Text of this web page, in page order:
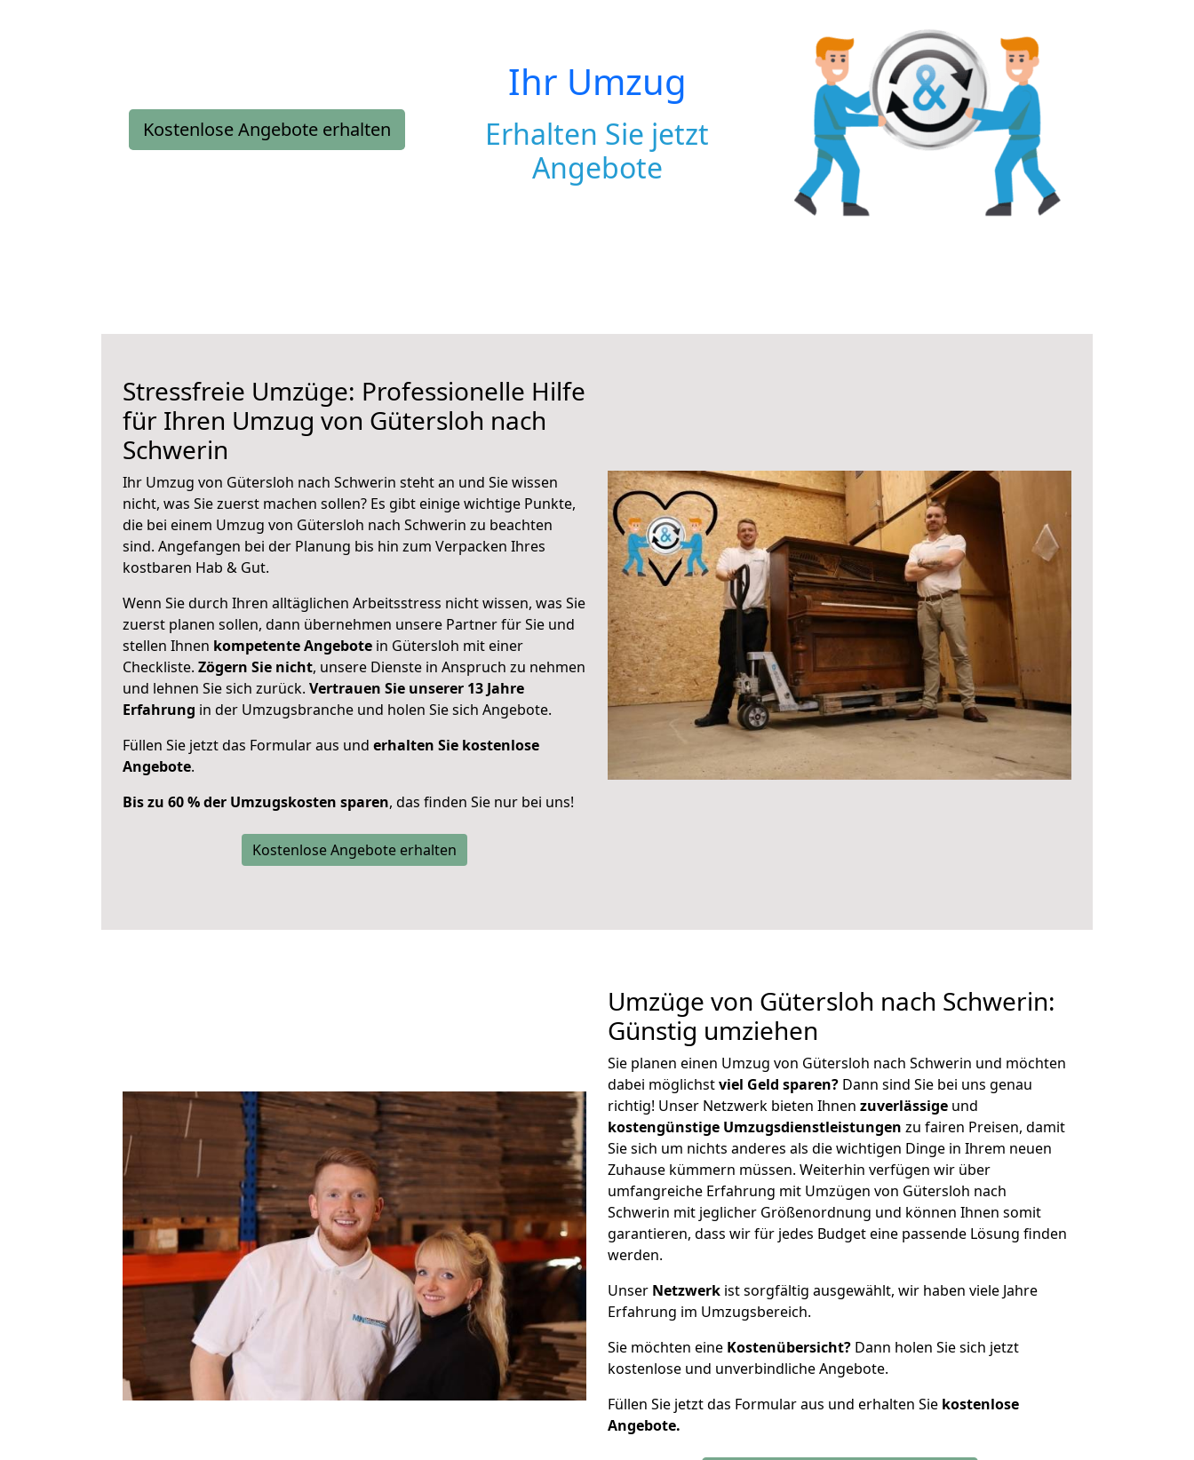
Kostenlose Angebote erhalten
Ihr Umzug
Erhalten Sie jetzt
Angebote
Stressfreie Umzüge: Professionelle Hilfe
für Ihren Umzug von Gütersloh nach
Schwerin
Ihr Umzug von Gütersloh nach Schwerin steht an und Sie wissen
nicht, was Sie zuerst machen sollen? Es gibt einige wichtige Punkte,
die bei einem Umzug von Gütersloh nach Schwerin zu beachten
sind. Angefangen bei der Planung bis hin zum Verpacken Ihres
kostbaren Hab & Gut.
Wenn Sie durch Ihren alltäglichen Arbeitsstress nicht wissen, was Sie
zuerst planen sollen, dann übernehmen unsere Partner für Sie und
stellen Ihnen kompetente Angebote in Gütersloh mit einer
Checkliste. Zögern Sie nicht, unsere Dienste in Anspruch zu nehmen
und lehnen Sie sich zurück. Vertrauen Sie unserer 13 Jahre
Erfahrung in der Umzugsbranche und holen Sie sich Angebote.
Füllen Sie jetzt das Formular aus und erhalten Sie kostenlose
Angebote.
Bis zu 60 % der Umzugskosten sparen, das finden Sie nur bei uns!
Kostenlose Angebote erhalten
Umzüge von Gütersloh nach Schwerin:
Günstig umziehen
Sie planen einen Umzug von Gütersloh nach Schwerin und möchten
dabei möglichstviel Geld sparen? Dann sind Sie bei uns genau
richtig! Unser Netzwerk bieten Ihnen zuverlässige und
kostengünstige Umzugsdienstleistungen zu fairen Preisen, damit
Sie sich um nichts anderes als die wichtigen Dinge in Ihrem neuen
Zuhause kümmern müssen. Weiterhin verfügen wir über
umfangreiche Erfahrung mit Umzügen von Gütersloh nach
Schwerin mit jeglicher Größenordnung und können Ihnen somit
garantieren, dass wir für jedes Budget eine passende Lösung finden
werden.
Unser Netzwerk ist sorgfältig ausgewählt, wir haben viele Jahre
Erfahrung im Umzugsbereich.
Sie möchten eine Kostenübersicht? Dann holen Sie sich jetzt
kostenlose und unverbindliche Angebote.
Füllen Sie jetzt das Formular aus und erhalten Sie kostenlose
Angebote.